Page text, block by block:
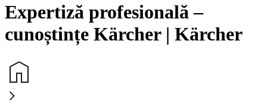
Expertiză profesională –
cunoștințe Kärcher | Kärcher